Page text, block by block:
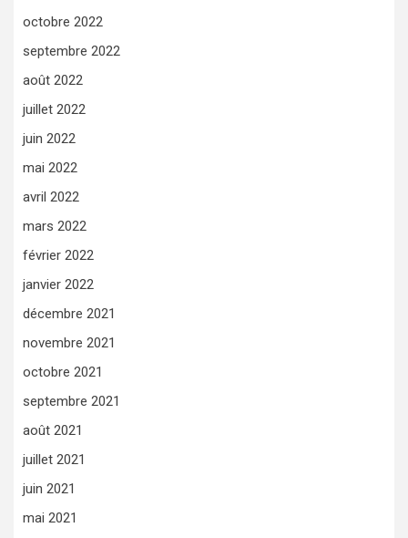
octobre 2022
septembre 2022
août 2022
juillet 2022
juin 2022
mai 2022
avril 2022
mars 2022
février 2022
janvier 2022
décembre 2021
novembre 2021
octobre 2021
septembre 2021
août 2021
juillet 2021
juin 2021
mai 2021